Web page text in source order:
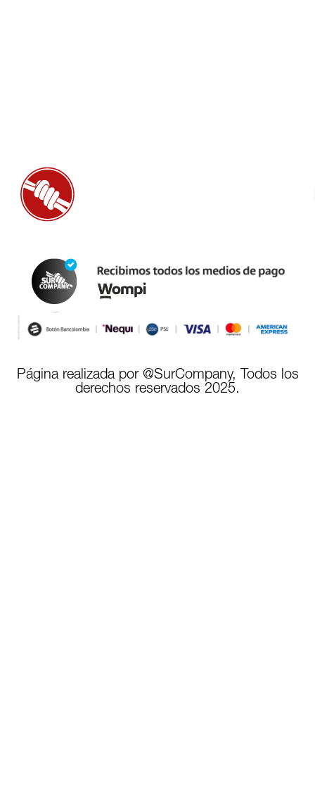
Página realizada por @SurCompany, Todos los
derechos reservados 2025.